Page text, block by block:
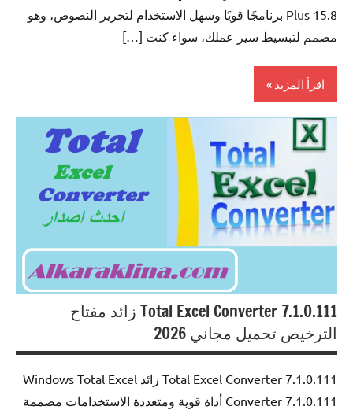
Plus 15.8 برنامجًا قويًا وسهل الاستخدام لتحرير النصوص، وهو
مصمم لتبسيط سير عملك، سواء كنت […]
اقرأ المزيد
0ffice
Tools
Total Excel Converter 7.1.0.111 زائد مفتاح
الترخيص تحميل مجاني 2026
Total Excel Converter 7.1.0.111 زائد Windows Total Excel
Converter 7.1.0.111 أداة قوية ومتعددة الاستخدامات مصممة